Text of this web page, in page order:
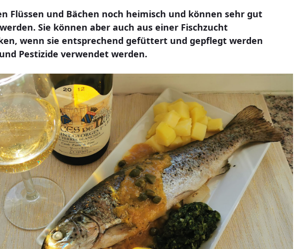
Flüssen und Bächen noch heimisch und können sehr gut
Sie können aber auch aus einer Fischzucht
wenn sie entsprechend gefüttert und gepflegt werden
Pestizide verwendet werden.